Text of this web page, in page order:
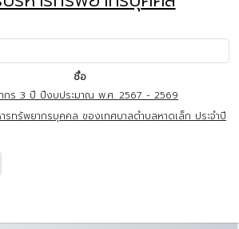
ชื่อ
ร 3 ปี ปีงบประมาณ พ.ศ. 2567 - 2569
รทรัพยากรบุคคล ของเทศบาลตำบลหาดเล็ก ประจำปี